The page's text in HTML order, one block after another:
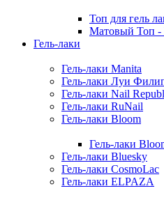
Топ для гель
Матовый Топ -
Гель-лаки
Гель-лаки Manita
Гель-лаки Луи
Гель-лаки Nail
Гель-лаки RuNail
Гель-лаки Bloom
Гель-лаки
Гель-лаки Bluesky
Гель-лаки CosmoLac
Гель-лаки ELPAZA